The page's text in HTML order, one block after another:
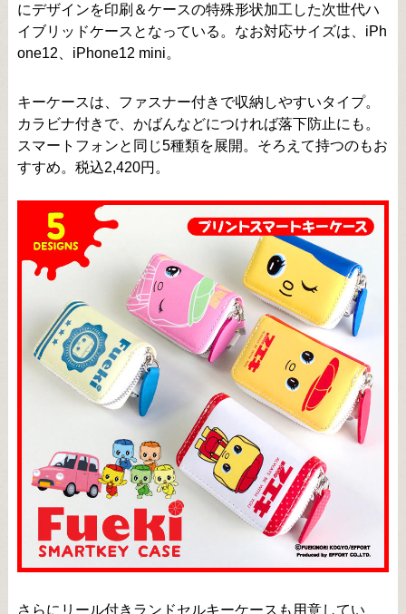
にデザインを印刷＆ケースの特殊形状加工した次世代ハ
イブリッドケースとなっている。なお対応サイズは、iPh
one12、iPhone12 mini。
キーケースは、ファスナー付きで収納しやすいタイプ。
カラビナ付きで、かばんなどにつければ落下防止にも。
スマートフォンと同じ5種類を展開。そろえて持つのもお
すすめ。税込2,420円。
さらにリール付きランドセルキーケースも用意してい